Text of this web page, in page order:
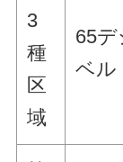
3
種
区
域
65デ
ベル